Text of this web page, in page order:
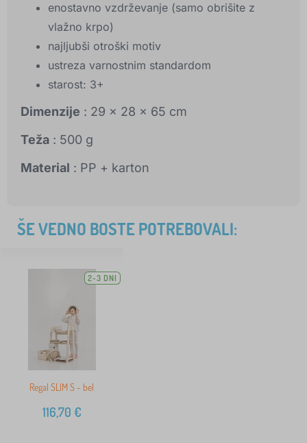
enostavno vzdrževanje (samo obrišite z
vlažno krpo)
najljubši otroški motiv
ustreza varnostnim standardom
starost: 3+
Dimenzije : 29 x 28 x 65 cm
Teža : 500 g
Material : PP + karton
ŠE VEDNO BOSTE POTREBOVALI:
2-3 DNI
Regal SLIM S - bel
116,70 €